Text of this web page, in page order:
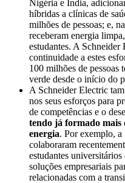
Nigéria e Índia,
híbridas a clínicas de
milhões de pessoas; e,
receberam energia
estudantes. A Schneider
continuidade a estes
100 milhões de pessoas
verde desde o início do
A Schneider Electric
nos seus esforços para
de competências e o
tendo já formado mais
energia. Por exemplo, a
colaboraram
estudantes
soluções empresariais
relacionadas com a